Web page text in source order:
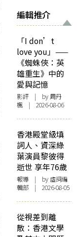
編輯推介
「I don’t
love you」——
《蜘蛛俠：英
雄重生》中的
愛與記憶
影評 | by周丹
楓 | 2026-08-06
香港殿堂級填
詞人、資深綠
葉演員黎彼得
逝世 享年76歲
報導 | by 虛詞編
輯部 | 2026-08-05
從視差到離
散：香港文學